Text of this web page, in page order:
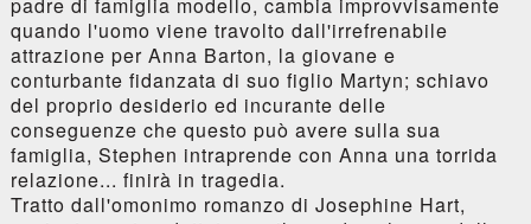
quando l'uomo viene travolto dall'irrefrenabile
attrazione per Anna Barton, la giovane e
conturbante fidanzata di suo figlio Martyn; schiavo
del proprio desiderio ed incurante delle
conseguenze che questo può avere sulla sua
famiglia, Stephen intraprende con Anna una torrida
relazione... finirà in tragedia.
Tratto dall'omonimo romanzo di Josephine Hart,